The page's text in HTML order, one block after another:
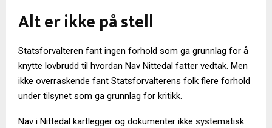
Alt er ikke på stell
Statsforvalteren fant ingen forhold som ga grunnlag for å
knytte lovbrudd til hvordan Nav Nittedal fatter vedtak. Men
ikke overraskende fant Statsforvalterens folk flere forhold
under tilsynet som ga grunnlag for kritikk.
Nav i Nittedal kartlegger og dokumenter ikke systematisk